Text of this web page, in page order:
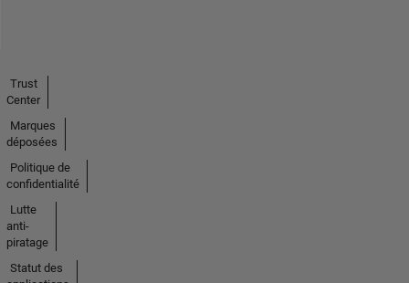
Trust
Center
Marques
déposées
Politique de
confidentialité
Lutte
anti-
piratage
Statut des